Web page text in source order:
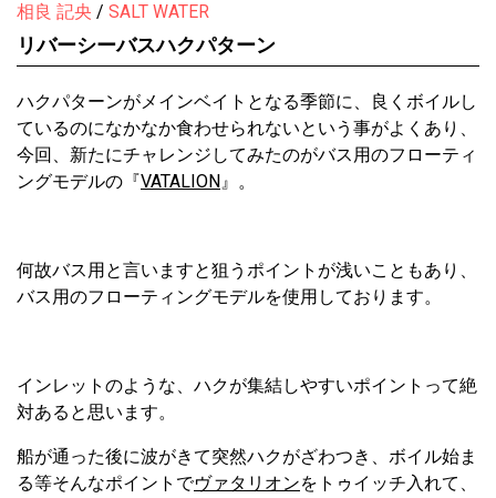
相良 記央
SALT WATER
リバーシーバスハクパターン
ハクパターンがメインベイトとなる季節に、良くボイルし
ているのになかなか食わせられないという事がよくあり、
今回、新たにチャレンジしてみたのがバス用のフローティ
ングモデルの『VATALION』。
何故バス用と言いますと狙うポイントが浅いこともあり、
バス用のフローティングモデルを使用しております。
インレットのような、ハクが集結しやすいポイントって絶
対あると思います。
船が通った後に波がきて突然ハクがざわつき、ボイル始ま
る等そんなポイントでヴァタリオンをトゥイッチ入れて、